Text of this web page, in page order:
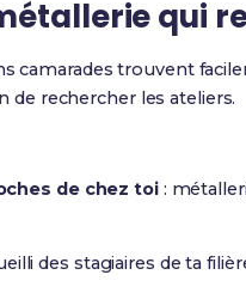
qui
camarades trouvent
de rechercher les ateliers.
de chez toi:
des stagiaires de ta